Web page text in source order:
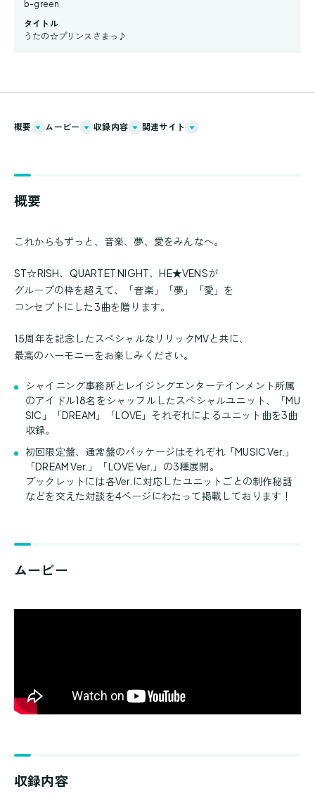
b-green
タイトル
うたの☆プリンスさまっ♪
概要 ムービー 収録内容 関連サイト
概要
これからもずっと、音楽、夢、愛をみんなへ。
ST☆RISH、QUARTET NIGHT、HE★VENSが
グループの枠を超えて、「音楽」「夢」「愛」を
コンセプトにした3曲を贈ります。
15周年を記念したスペシャルなリリックMVと共に、
最高のハーモニーをお楽しみください。
シャイニング事務所とレイジングエンターテインメント所属
のアイドル18名をシャッフルしたスペシャルユニット、「MU
SIC」「DREAM」「LOVE」それぞれによるユニット曲を3曲
収録。
初回限定盤、通常盤のパッケージはそれぞれ「MUSIC Ver.」
「DREAM Ver.」「LOVE Ver.」の3種展開。
ブックレットには各Ver.に対応したユニットごとの制作秘話
などを交えた対談を4ページにわたって掲載しております！
ムービー
収録内容